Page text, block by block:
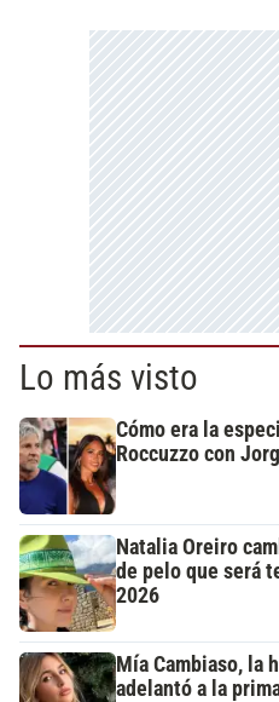
Lo más visto
Cómo era la
Roccuzzo con
Natalia Oreiro
de pelo que será
2026
Mía Cambiaso, la
adelantó a la